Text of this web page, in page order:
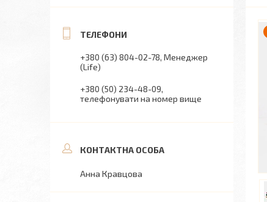
+380 (63) 804-02-78 Менеджер
(Life)
+380 (50) 234-48-09
телефонувати на номер вище
Анна Кравцова